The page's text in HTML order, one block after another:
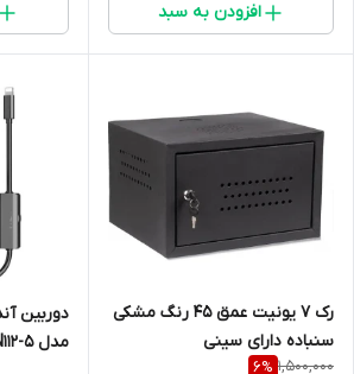
افزودن به سبد
رک 7 یونیت عمق 45 رنگ مشکی
سنباده دارای سینی
1,500,000
6%
مدل AN112-5